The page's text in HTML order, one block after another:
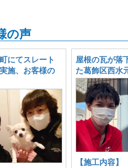
の声
にてスレート
施、お客様の
屋根の瓦が落
た葛飾区西水
【施工内容】